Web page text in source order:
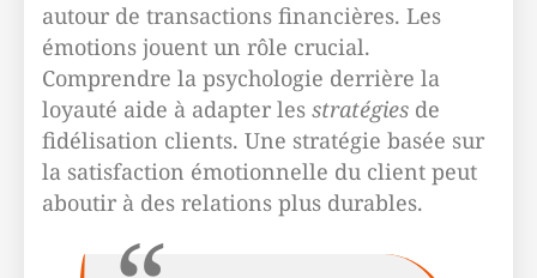
autour de transactions financières. Les
émotions jouent un rôle crucial.
Comprendre la psychologie derrière la
loyauté aide à adapter les stratégies de
fidélisation clients. Une stratégie basée sur
la satisfaction émotionnelle du client peut
aboutir à des relations plus durables.